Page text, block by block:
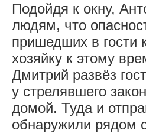
Подойдя к окну,
людям, что
пришедших в гости
хозяйку к этому
Дмитрий развёз
у стрелявшего
домой. Туда и
обнаружили рядом